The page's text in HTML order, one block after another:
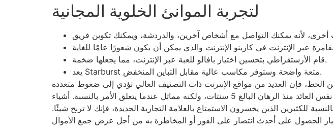
لتجربة الموانئ الخلوية المجانية
قام الأرستقراطي بتحسين اختيار بافالو للعبة عبر الإنترنت، مما يجعلها ضخمة.
يعد Starburst متعة واضحة وستوفر مكاسب عالية مقابل التباين المنخفض.
الحظ، فإن العديد من مواقع الإنترنت ذات التصنيف العالي تؤدي إلى ضغوط متعددة
للعثور على ما تحاول العثور عليه. من المؤكد أن رهان السنت ربما يزعم أنه لا يحصل على نفس العائد منذ الرهان البالغ 5 سنتات، ولكنه مماثل عندما يتعلق الأمر بالنسبة. أشياء
للكثيرين الذين يخسرون الاستمتاع بالعلامة التجارية الجديدة، فإنك لا تربح شيئًا.